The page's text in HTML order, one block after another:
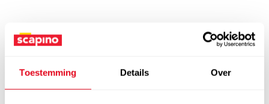
Toestemming Details Over